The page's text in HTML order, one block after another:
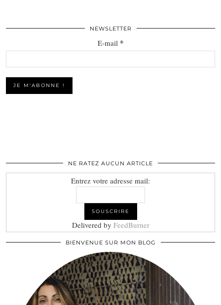
NEWSLETTER
E-mail *
NE RATEZ AUCUN ARTICLE
Entrez votre adresse mail:
Delivered by FeedBurner
BIENVENUE SUR MON BLOG